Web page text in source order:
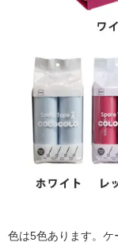
色は5色あります。ケ